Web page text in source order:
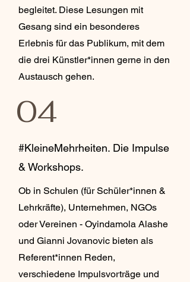
begleitet. Diese Lesungen mit
Gesang sind ein besonderes
Erlebnis für das Publikum, mit dem
die drei Künstler*innen gerne in den
Austausch gehen.
04
#KleineMehrheiten. Die Impulse
& Workshops.
Ob in Schulen (für Schüler*innen &
Lehrkräfte), Unternehmen, NGOs
oder Vereinen - Oyindamola Alashe
und Gianni Jovanovic bieten als
Referent*innen Reden,
verschiedene Impulsvorträge und